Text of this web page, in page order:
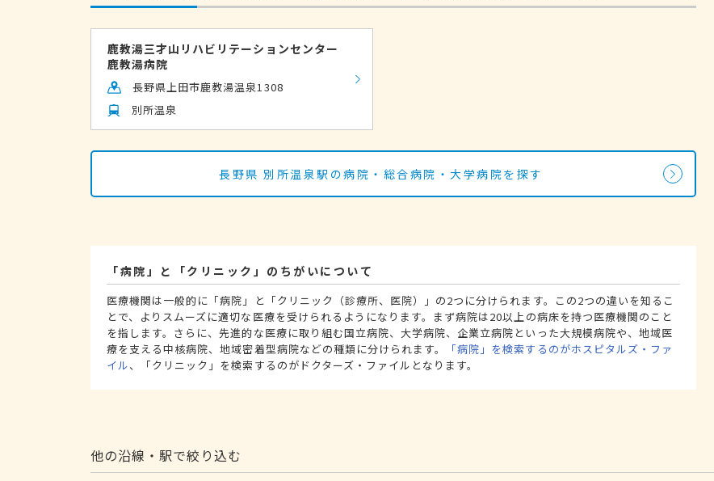
鹿教湯三才山リハビリテーションセンター
鹿教湯病院
長野県上田市鹿教湯温泉1308
別所温泉
長野県 別所温泉駅の病院・総合病院・大学病院を探す
「病院」と「クリニック」のちがいについて
医療機関は一般的に「病院」と「クリニック（診療所、医院）」の2つに分けられます。この2つの違いを知るこ
とで、よりスムーズに適切な医療を受けられるようになります。まず病院は20以上の病床を持つ医療機関のこと
を指します。さらに、先進的な医療に取り組む国立病院、大学病院、企業立病院といった大規模病院や、地域医
療を支える中核病院、地域密着型病院などの種類に分けられます。
「病院」を検索するのがホスピタルズ・ファ
イル、「クリニック」を検索するのがドクターズ・ファイルとなります。
他の沿線・駅で絞り込む